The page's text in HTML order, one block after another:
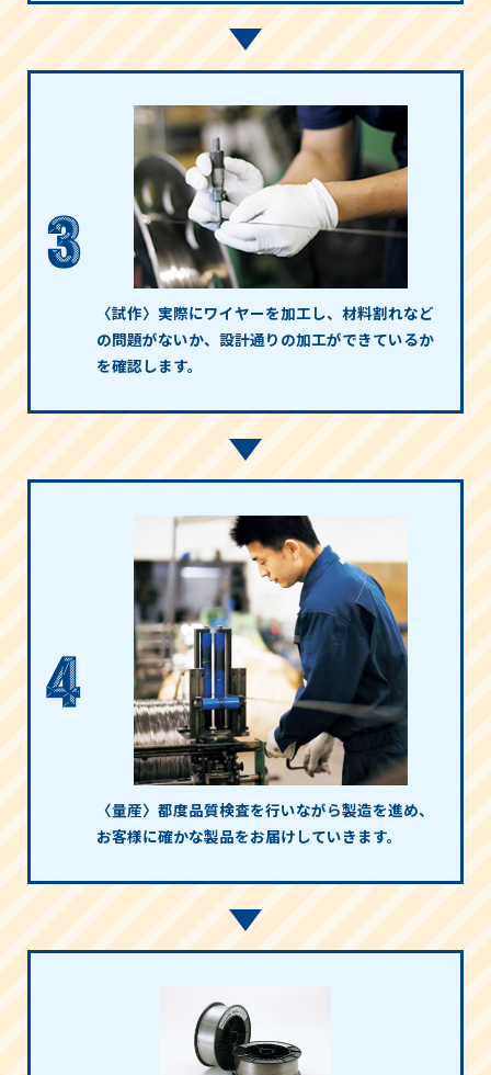
〈試作〉実際にワイヤーを加工し、材料割れなど
の問題がないか、設計通りの加工ができているか
を確認します。
〈量産〉都度品質検査を行いながら製造を進め、
お客様に確かな製品をお届けしていきます。